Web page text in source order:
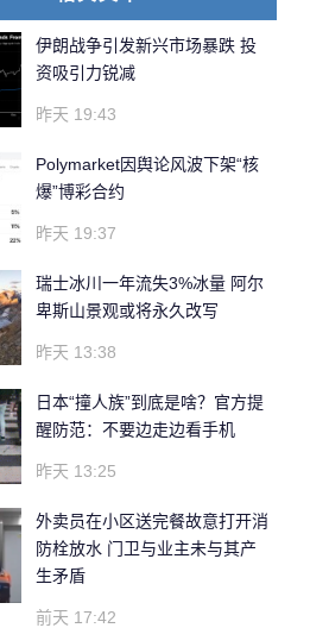
伊朗战争引发新兴市场暴跌 投
资吸引力锐减
昨天 19:43
Polymarket因舆论风波下架“核
爆”博彩合约
昨天 19:37
瑞士冰川一年流失3%冰量 阿尔
卑斯山景观或将永久改写
昨天 13:38
日本“撞人族”到底是啥？官方提
醒防范：不要边走边看手机
昨天 13:25
外卖员在小区送完餐故意打开消
防栓放水 门卫与业主未与其产
生矛盾
前天 17:42